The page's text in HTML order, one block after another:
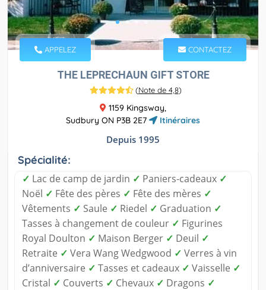
APPELEZ CONTACTEZ
THE LEPRECHAUN GIFT STORE
(Note de 4,8)
1159 Kingsway,
Sudbury ON P3B 2E7
Itinéraires
Depuis 1995
Spécialité:
✓ Lac de camp de jardin ✓ Paniers-cadeaux ✓
Noël ✓ Fête des pères ✓ Fête des mères ✓
Vêtements ✓ Saule ✓ Riedel ✓ Graduation ✓
Tasses à changement de couleur ✓ Figurines
Royal Doulton ✓ Maison Berger ✓ Deuil ✓
Retraite ✓ Vera Wang Wedgwood ✓ Verres à vin
d’anniversaire ✓ Tasses et cadeaux ✓ Vaisselle ✓
Cristal ✓ Couverts ✓ Chevaux ✓ Dragons ✓